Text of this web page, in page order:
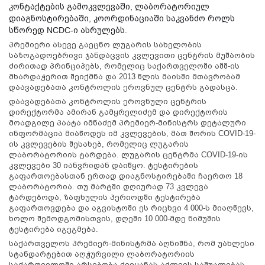
კონტაქტების გამოკვლევაში, ლაბორატორიულ
დიაგნოსტირებაში, კოორდინაციაში საკვანძო როლს
სწორედ NCDC-ი ასრულებს.
პრემიერი ასევე გაეცნო ლუგარის სახელობის
საზოგადოებრივი ჯანდაცვის კვლევითი ცენტრის მუშაობის
ძირითად პრინციპებს, რომელიც საქართველოში აშშ-ის
მხარდაჭერით შეიქმნა და 2013 წლის მაისში მთავრობამ
დაავადებათა კონტროლის ეროვნულ ცენტრს გადასცა.
დაავადებათა კონტროლის ეროვნული ცენტრის
დირექტორმა ამირან გამყრელიძემ და დირექტორის
მოადგილე პაატა იმნაძემ პრემიერ-მინისტრს დეტალური
ინფორმაცია მიაწოდეს იმ კვლევების, მათ შორის COVID-19-
ის კვლევების შესახებ, რომელიც ლუგარის
ლაბორატორიის ტარდება. ლუგარის ცენტრმა COVID-19-ის
კვლევები 30 იანვრიდან დაიწყო. ტესტირების
გაფართოებასთან ერთად დიაგნოსტირებაში ჩაერთო 18
ლაბორატორია. თუ მარტში დღიურად 73 კვლევა
ტარდებოდა, ზაფხულის პერიოდში ტესტირება
გაფართოვდება და აგვისტოში ეს რიცხვი 4 000-ს მიაღწევს,
ხოლო შემოდგომისთვის, დღეში 10 000-მდე ნიმუშის
ტესტირება იგეგმება.
საქართველოს პრემიერ-მინისტრმა აღნიშნა, რომ უახლესი
სტანდარტებით აღჭურვილი ლაბორატორიის